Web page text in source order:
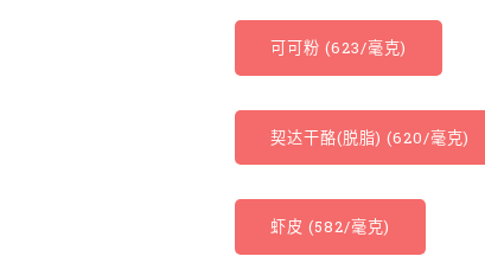
可可粉 (623/毫克)
契达干酪(脱脂) (620/毫克)
虾皮 (582/毫克)